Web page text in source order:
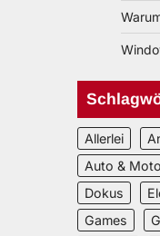
Allerlei
Auto &
Dokus
Games